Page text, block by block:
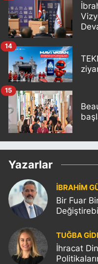
14
15
Yazarlar
İBRAHİM
Bir Fuar
TUĞBA
İhracat